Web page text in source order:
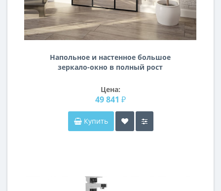
Напольное и настенное большое
зеркало-окно в полный рост
Цена:
49 841 ₽
Купить